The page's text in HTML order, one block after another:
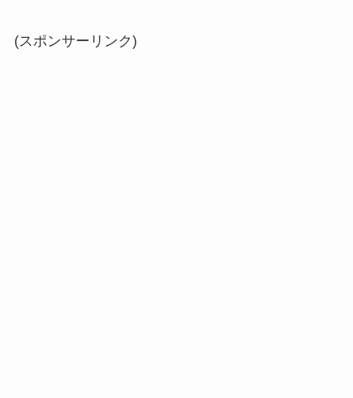
(スポンサーリンク)